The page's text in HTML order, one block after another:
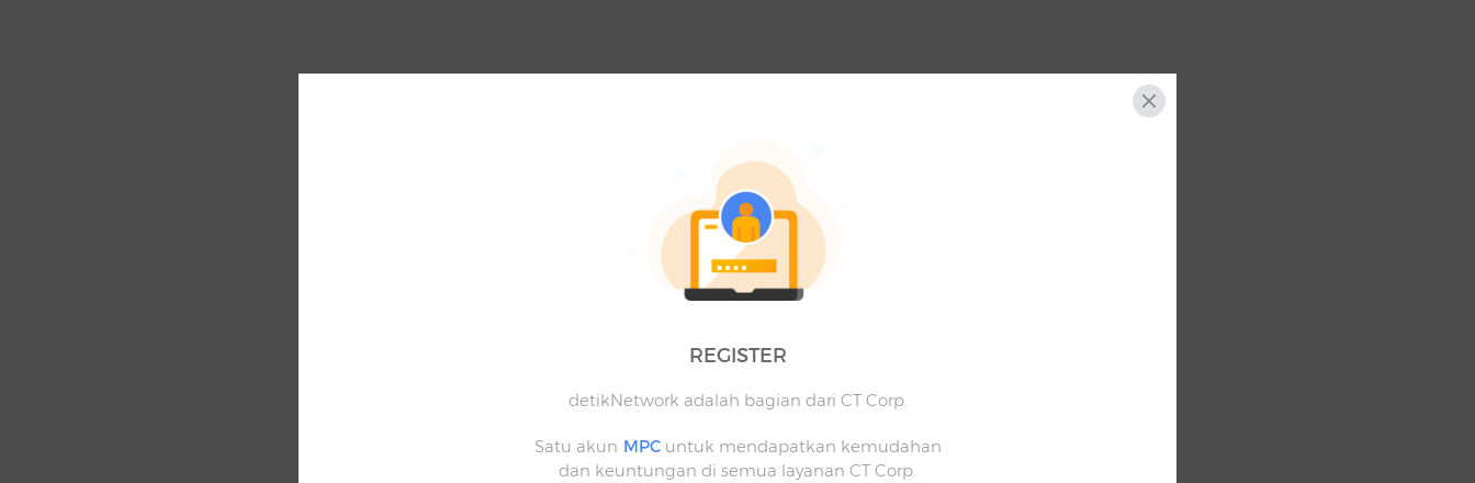
REGISTER
detikNetwork adalah bagian dari CT Corp.
Satu akun MPCuntuk mendapatkan kemudahan
dan keuntungan di semua layanan CT Corp.